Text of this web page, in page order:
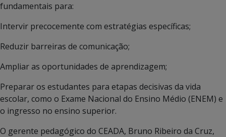
fundamentais para:
Intervir precocemente com estratégias específicas;
Reduzir barreiras de comunicação;
Ampliar as oportunidades de aprendizagem;
Preparar os estudantes para etapas decisivas da vida
escolar, como o Exame Nacional do Ensino Médio (ENEM) e
o ingresso no ensino superior.
O gerente pedagógico do CEADA, Bruno Ribeiro da Cruz,